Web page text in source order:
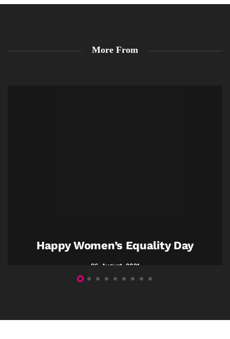
More From
Happy Women’s Equality Day
26. August. 2021